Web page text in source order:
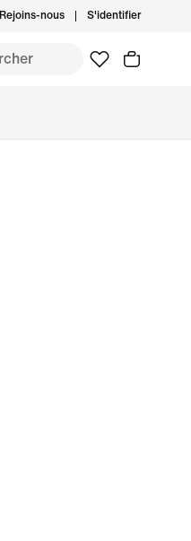
Rejoins-nous S'identifier